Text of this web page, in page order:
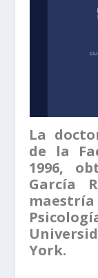
La
de la
1996,
García
York.